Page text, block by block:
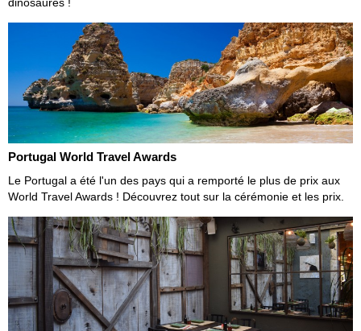
Portugal World Travel Awards
Le Portugal a été l'un des pays qui a remporté le plus de prix aux
World Travel Awards ! Découvrez tout sur la cérémonie et les prix.